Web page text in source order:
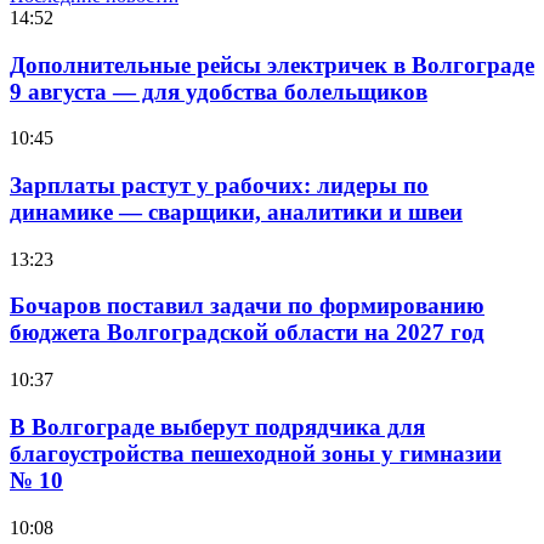
14:52
Дополнительные рейсы электричек в Волгограде
9 августа — для удобства болельщиков
10:45
Зарплаты растут у рабочих: лидеры по
динамике — сварщики, аналитики и швеи
13:23
Бочаров поставил задачи по формированию
бюджета Волгоградской области на 2027 год
10:37
В Волгограде выберут подрядчика для
благоустройства пешеходной зоны у гимназии
№ 10
10:08